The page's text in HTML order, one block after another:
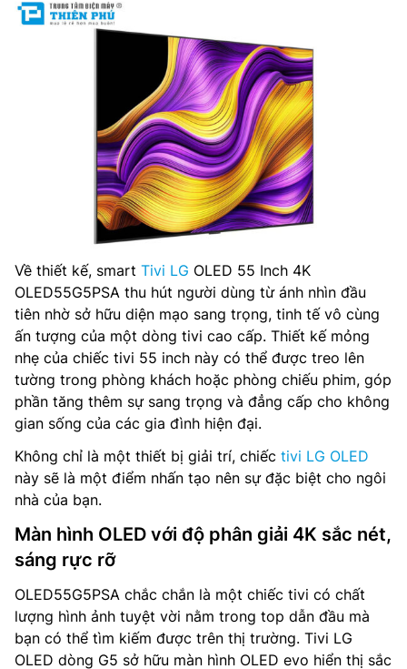
Về thiết kế, smart Tivi LG OLED 55 Inch 4K
OLED55G5PSA thu hút người dùng từ ánh nhìn đầu
tiên nhờ sở hữu diện mạo sang trọng, tinh tế vô cùng
ấn tượng của một dòng tivi cao cấp. Thiết kế mỏng
nhẹ của chiếc tivi 55 inch này có thể được treo lên
tường trong phòng khách hoặc phòng chiếu phim, góp
phần tăng thêm sự sang trọng và đẳng cấp cho không
gian sống của các gia đình hiện đại.
Không chỉ là một thiết bị giải trí, chiếc tivi LG OLED
này sẽ là một điểm nhấn tạo nên sự đặc biệt cho ngôi
nhà của bạn.
Màn hình OLED với độ phân giải 4K sắc nét,
sáng rực rỡ
OLED55G5PSA chắc chắn là một chiếc tivi có chất
lượng hình ảnh tuyệt vời nằm trong top dẫn đầu mà
bạn có thể tìm kiếm được trên thị trường. Tivi LG
OLED dòng G5 sở hữu màn hình OLED evo hiển thị sắc